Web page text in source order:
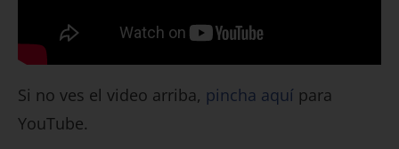
Si no ves el video arriba, pincha aquí para
YouTube.